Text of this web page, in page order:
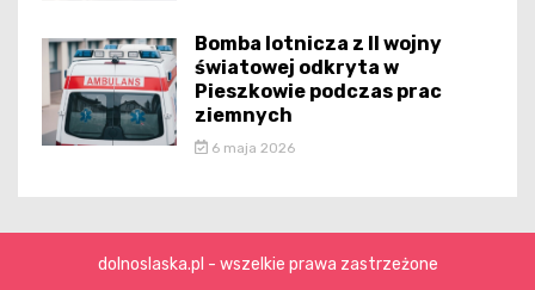
Bomba lotnicza z II wojny
światowej odkryta w
Pieszkowie podczas prac
ziemnych
6 maja 2026
dolnoslaska.pl - wszelkie prawa zastrzeżone